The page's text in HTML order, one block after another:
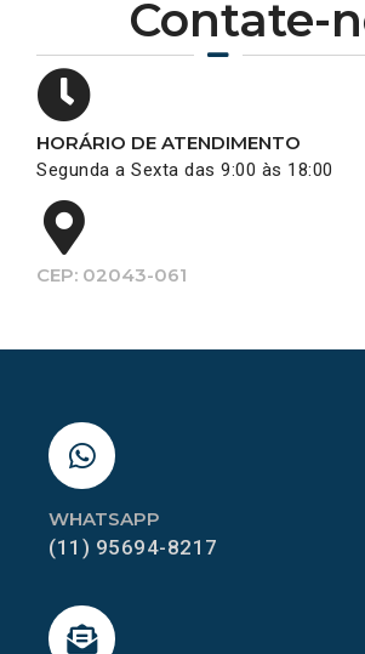
Contate-
HORÁRIO DE ATENDIMENTO
Segunda a Sexta das 9:00 às 18:00
CEP: 02043-061
WHATSAPP
(11) 95694-8217